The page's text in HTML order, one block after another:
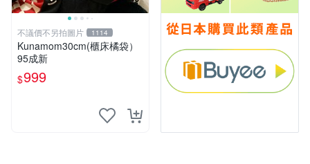
不議價不另拍圖片 1114
Kunamom30cm(櫃床橘袋）
95成新
$999